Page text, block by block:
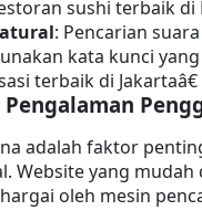
sushi terbaik di
: Pencarian
kata kunci
terbaik di
adalah faktor
Website yang
oleh mesin